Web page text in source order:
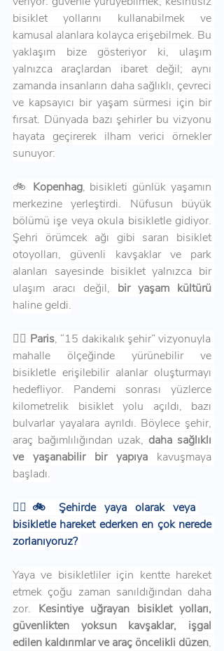
bisiklet yollarını kullanabilmek ve
kamusal alanlara kolayca erişebilmek. Bu
yaklaşım bize gösteriyor ki, ulaşım
yalnızca araçlardan ibaret değil; aynı
zamanda insanların daha sağlıklı, çevreci
ve kapsayıcı bir yaşam sürmesi için bir
fırsat. Dünyada bazı şehirler bu vizyonu
hayata geçirerek ilham verici örnekler
sunuyor:
🚲 Kopenhag, bisikleti günlük yaşamın
merkezine yerleştirdi. Nüfusun büyük
bölümü işe veya okula bisikletle gidiyor.
Şehri örümcek ağı gibi saran bisiklet
otoyolları, güvenli kavşaklar ve park
alanları sayesinde bisiklet yalnızca bir
ulaşım aracı değil, bir yaşam kültürü
haline geldi.
🚶‍♀️ Paris, “15 dakikalık şehir” vizyonuyla
mahalle ölçeğinde yürünebilir ve
bisikletle erişilebilir alanlar oluşturmayı
hedefliyor. Pandemi sonrası yüzlerce
kilometrelik bisiklet yolu açıldı, bazı
bulvarlar yayalara ayrıldı. Böylece şehir,
araç bağımlılığından uzak, daha sağlıklı
ve yaşanabilir bir yapıya kavuşmaya
başladı.
🚶‍♀️🚲 Şehirde yaya olarak veya
bisikletle hareket ederken en çok nerede
zorlanıyoruz?
Yaya ve bisikletliler için kentte hareket
etmek çoğu zaman sanıldığından daha
zor. Kesintiye uğrayan bisiklet yolları,
güvenlikten yoksun kavşaklar, işgal
edilen kaldırımlar ve araç öncelikli düzen,